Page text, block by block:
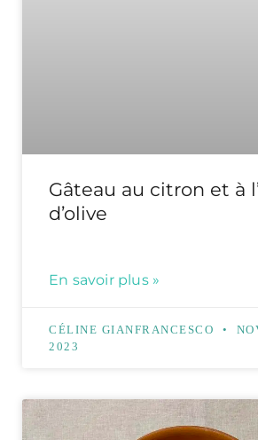
Gâteau au citron et à
d’olive
En savoir plus »
CÉLINE GIANFRANCESCO
2023